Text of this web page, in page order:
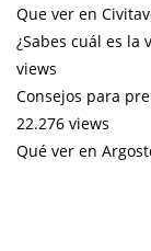
Que ver en
¿Sabes cuál es la
views
Consejos para
22.276 views
Qué ver en